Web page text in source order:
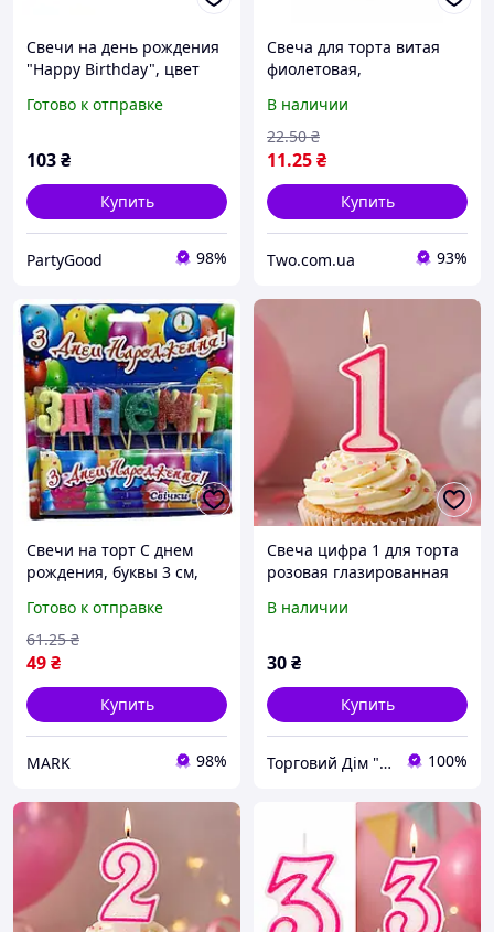
Свечи на день рождения
"Happy Birthday", цвет
Готово к отправке
103₴
Купить
PartyGood 98%
Свеча для торта витая
фиолетовая,
спиральная с
держателем,
праздничная свеча на
день рождения для
украшения
В наличии
11.25₴
22.50 ₴
Купить
Two.com.ua 93%
Свечи на торт С днем
рождения, буквы 3 см,
Готово к отправке
49₴
61.25 ₴
Купить
MARK 98%
Свеча цифра 1 для торта
розовая глазированная
праздничная свеча на
В наличии
30₴
Купить
Торговий Дім "RZS" 100%